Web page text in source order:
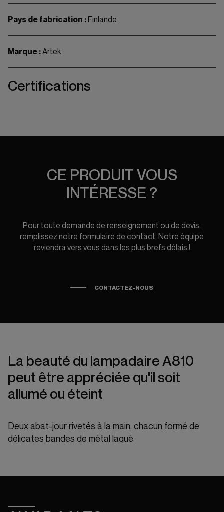
Pays de fabrication :Finlande
Marque :Artek
Certifications
CE PRODUIT VOUS
INTÉRESSE ?
Pour toute demande de renseignement ou de devis,
remplissez notre formulaire de contact. Notre équipe
reviendra vers vous dans les plus brefs délais !
CONTACTEZ-NOUS
La beauté du lampadaire A810
peut être appréciée qu'il soit
allumé ou éteint
Deux abat-jour rivetés à la main, chacun formé de
délicates bandes de métal laqué